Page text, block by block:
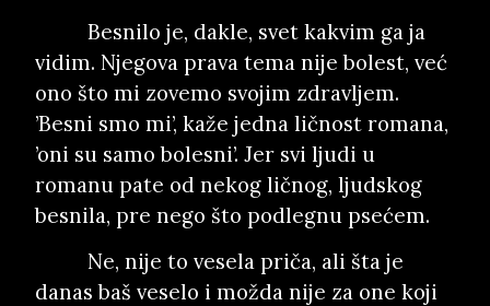
Besnilo je, dakle, svet kakvim ga ja
vidim. Njegova prava tema nije bolest, već
ono što mi zovemo svojim zdravljem.
’Besni smo mi’, kaže jedna ličnost romana,
’oni su samo bolesni’. Jer svi ljudi u
romanu pate od nekog ličnog, ljudskog
besnila, pre nego što podlegnu psećem.
Ne, nije to vesela priča, ali šta je
danas baš veselo i možda nije za one koji